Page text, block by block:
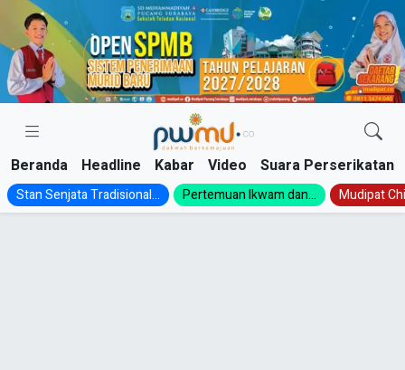
Skip
content
Beranda Headline Kabar Video Suara Perserikatan
Stan Senjata Tradisional... Pertemuan Ikwam dan... Mudipat